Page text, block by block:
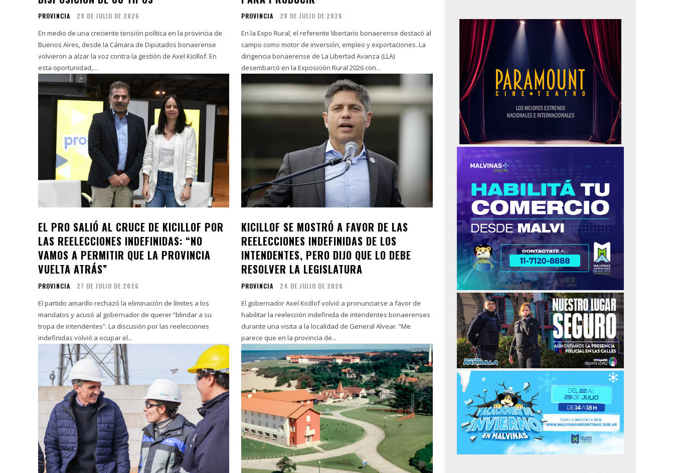
PROVINCIA 29 DE JULIO DE 2026
En medio de una creciente tensión política en la provincia de
Buenos Aires, desde la Cámara de Diputados bonaerense
volvieron a alzar la voz contra la gestión de Axel Kicillof. En
esta oportunidad,...
PROVINCIA 28 DE JULIO DE 2026
En la Expo Rural, el referente libertario bonaerense destacó al
campo como motor de inversión, empleo y exportaciones. La
dirigencia bonaerense de La Libertad Avanza (LLA)
desembarcó en la Exposición Rural 2026 con...
EL PRO SALIÓ AL CRUCE DE KICILLOF POR
LAS REELECCIONES INDEFINIDAS: “NO
VAMOS A PERMITIR QUE LA PROVINCIA
VUELTA ATRÁS”
PROVINCIA 27 DE JULIO DE 2026
El partido amarillo rechazó la eliminación de límites a los
mandatos y acusó al gobernador de querer “blindar a su
tropa de intendentes”. La discusión por las reelecciones
indefinidas volvió a ocupar el...
KICILLOF SE MOSTRÓ A FAVOR DE LAS
REELECCIONES INDEFINIDAS DE LOS
INTENDENTES, PERO DIJO QUE LO DEBE
RESOLVER LA LEGISLATURA
PROVINCIA 24 DE JULIO DE 2026
El gobernador Axel Kicillof volvió a pronunciarse a favor de
habilitar la reelección indefinida de intendentes bonaerenses
durante una visita a la localidad de General Alvear. “Me
parece que en la provincia de...